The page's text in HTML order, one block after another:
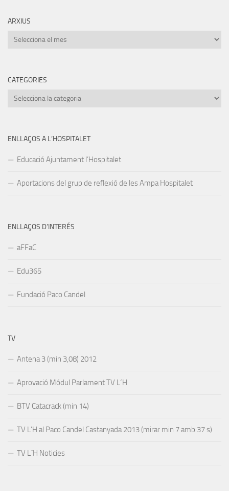
ARXIUS
Arxius
CATEGORIES
Categories
ENLLAÇOS A L’HOSPITALET
Educació Ajuntament l’Hospitalet
Aportacions del grup de reflexió de les Ampa Hospitalet
ENLLAÇOS D’INTERÉS
aFFaC
Edu365
Fundació Paco Candel
TV
Antena 3 (min 3,08) 2012
Aprovació Módul Parlament TV L´H
BTV Catacrack (min 14)
TV L’H al Paco Candel Castanyada 2013 (mirar min 7 amb 37 s)
TV L´H Noticies